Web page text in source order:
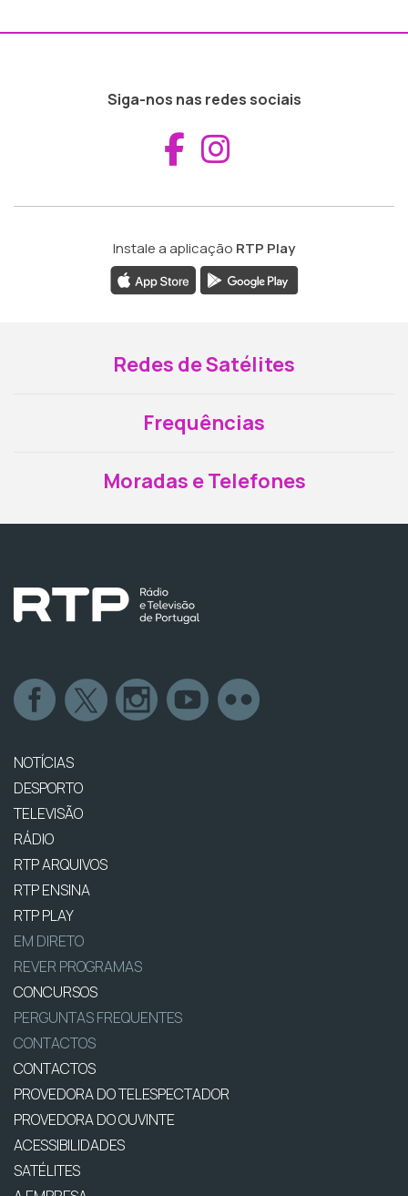
Siga-nos nas redes sociais
Aceder ao
Instale a aplicação RTP Play
Redes de Satélites
Frequências
Moradas e Telefones
NOTÍCIAS
DESPORTO
TELEVISÃO
RÁDIO
RTP ARQUIVOS
RTP ENSINA
RTP PLAY
EM DIRETO
REVER PROGRAMAS
CONCURSOS
PERGUNTAS FREQUENTES
CONTACTOS
CONTACTOS
PROVEDORA DO TELESPECTADOR
PROVEDORA DO OUVINTE
ACESSIBILIDADES
SATÉLITES